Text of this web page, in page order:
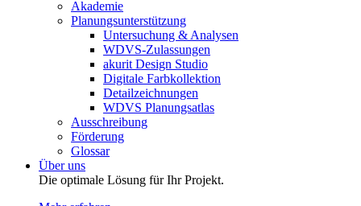
Akademie
Planungsunterstützung
Untersuchung & Analysen
WDVS-Zulassungen
akurit Design Studio
Digitale Farbkollektion
Detailzeichnungen
WDVS Planungsatlas
Ausschreibung
Förderung
Glossar
Über uns
Die optimale Lösung für Ihr Projekt.